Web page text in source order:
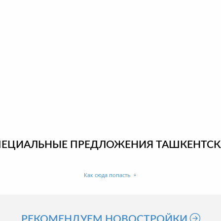
ПРЕДЛОЖЕНИЯ
Как сюда попасть